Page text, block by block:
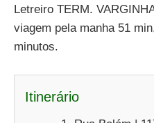
Letreiro TERM.
viagem pela manha 51
minutos.
Itinerário